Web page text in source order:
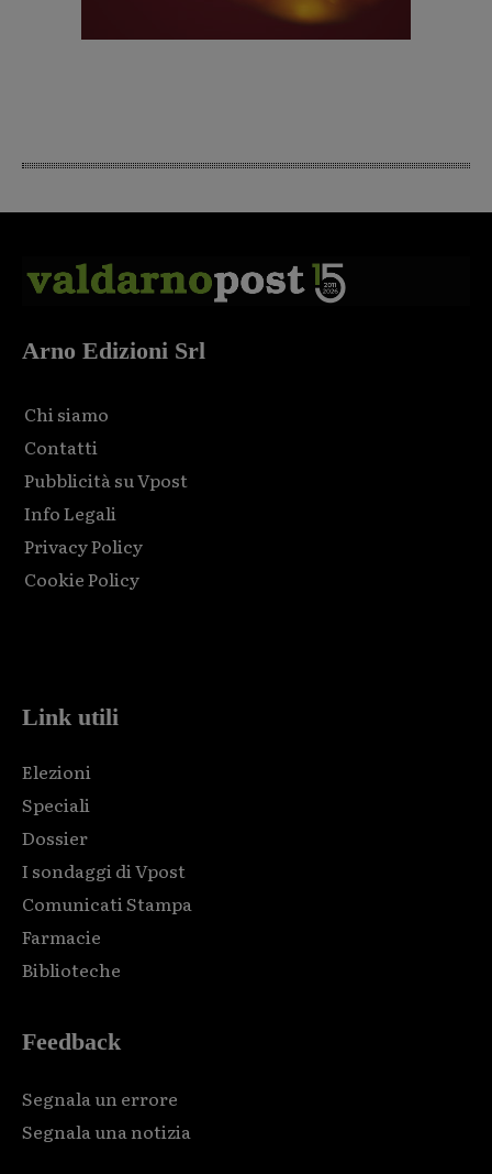
Arno Edizioni Srl
Chi siamo
Contatti
Pubblicità su Vpost
Info Legali
Privacy Policy
Cookie Policy
Link utili
Elezioni
Speciali
Dossier
I sondaggi di Vpost
Comunicati Stampa
Farmacie
Biblioteche
Feedback
Segnala un errore
Segnala una notizia